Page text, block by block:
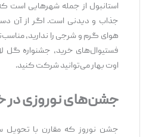
استانبول از جمله شهرهایی است
جذاب و دیدنی است. اگر از آن
هوای گرم و شرجی را ندارید،
فستیوال‌های خرید، جشنواره گل
اوت بهار می‌توانید شرکت کنید.
جشن‌های نوروزی در
جشن نوروز که مقارن با تحویل